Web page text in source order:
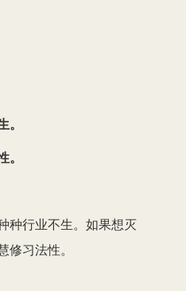
种行业不生。如果想灭
习法性。